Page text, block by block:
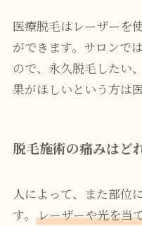
医療脱毛はレーザーを
ができます。サロンで
ので、永久脱毛したい
果がほしいという方は
脱毛施術の痛みはど
人によって、また部位
す。 レーザーや光を当